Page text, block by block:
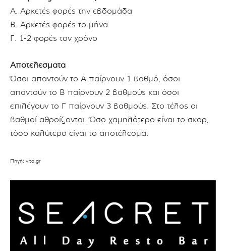
Α. Αρκετές φορές την εβδομάδα
Β. Αρκετές φορές το μήνα
Γ. 1-2 φορές τον χρόνο
Αποτελέσματα
Όσοι απαντούν το Α παίρνουν 1 βαθμό, όσοι
απαντούν το Β παίρνουν 2 βαθμούς και όσοι
επιλέγουν το Γ παίρνουν 3 βαθμούς. Στο τέλος οι
βαθμοί αθροίζονται. Όσο χαμηλότερο είναι το σκορ,
τόσο καλύτερο είναι το αποτέλεσμα.
Πηγή: vita.gr